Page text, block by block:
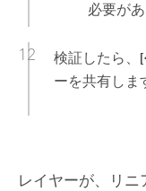
必要があ
検証したら、
ーを共有しま
レイヤーが、リ